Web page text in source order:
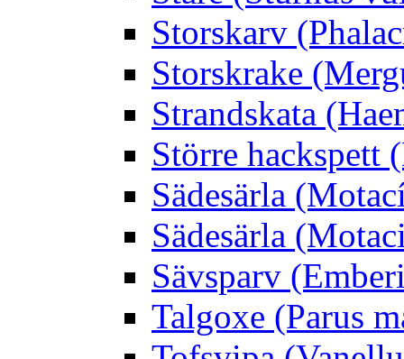
Storskarv
Storskrake
Strandskata
Större hackspett
Sädesärla
Sädesärla
Sävsparv
Talgoxe (Parus